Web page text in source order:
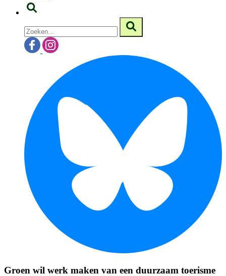
Groen wil werk maken van een duurzaam toerisme